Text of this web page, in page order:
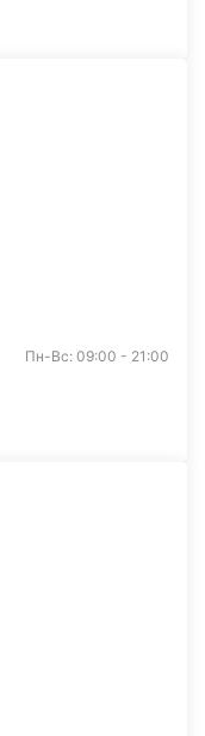
Пн-Вс: 09:00 - 21:00